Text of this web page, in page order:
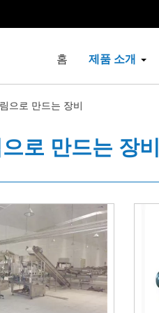
홈 제품 소개
으로 만드는 장비
로 만드는 장비